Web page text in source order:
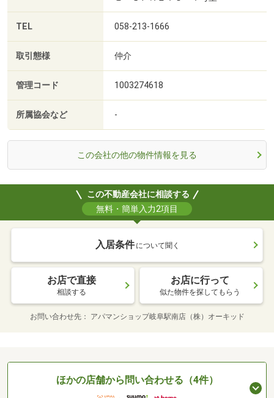
TEL 058-213-1666
取引態様 仲介
管理コード 1003274618
所属協会など -
この会社の他の物件情報を見る
この不動産会社に相談する
無料・簡単入力2項目
入居条件 について聞く
お店で直接
相談する
お店に行って
似た物件を探してもらう
お問い合わせ先 アパマンショップ岐阜駅南店（株）オーキッド
ほかの店舗から問い合わせる（4件）